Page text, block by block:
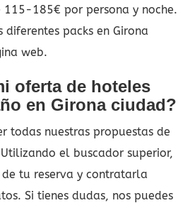
185€ por persona y noche.
packs en Girona
web.
oferta de hoteles
en Girona ciudad?
todas nuestras propuestas de
el buscador superior,
tu reserva y contratarla
Si tienes dudas, nos puedes